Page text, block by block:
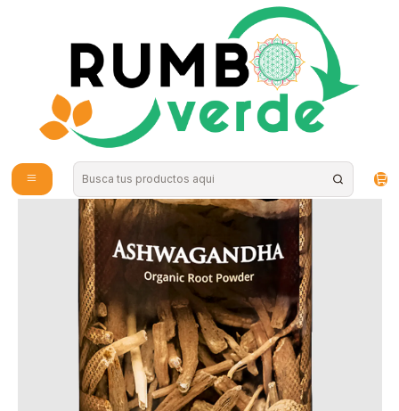
Envío gratis por compras sobre los 59.990 en la provincia de Santiago
Superalimentos en Polvo
Ashwagandha 200gr Polvo Orgánico Sin gluten Konun